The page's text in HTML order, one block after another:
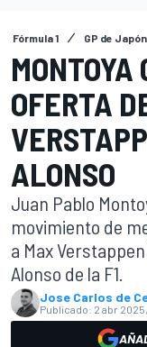
Fórmula 1 GP de Japón
MONTOYA
OFERTA
ALONSO
Juan Pablo
movimiento de
a Max
Alonso de la F1.
Jose Carlos de
Publicado: 2 abr